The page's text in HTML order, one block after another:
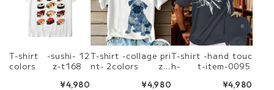
T-shirt -sushi- 12
colors z-t168
¥4,980
T-shirt -collage pri
nt- 2colors z-t
¥4,980
T-shirt -hand touc
h- t-item-0095
¥4,980